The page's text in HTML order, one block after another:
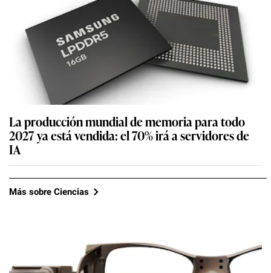
La producción mundial de memoria para todo
2027 ya está vendida: el 70% irá a servidores de
IA
Más sobre Ciencias